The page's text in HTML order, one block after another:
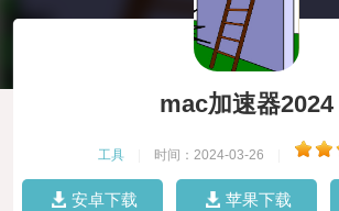
mac加速器2024
工具 时间：2024-03-26
安卓下载 苹果下载